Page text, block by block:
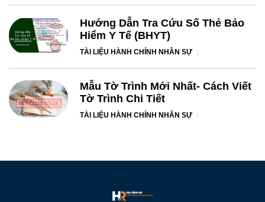
Hướng Dẫn Tra Cứu Số Thẻ Bảo
Hiểm Y Tế (BHYT)
TÀI LIỆU HÀNH CHÍNH NHÂN SỰ
Mẫu Tờ Trình Mới Nhất- Cách Viết
Tờ Trình Chi Tiết
TÀI LIỆU HÀNH CHÍNH NHÂN SỰ